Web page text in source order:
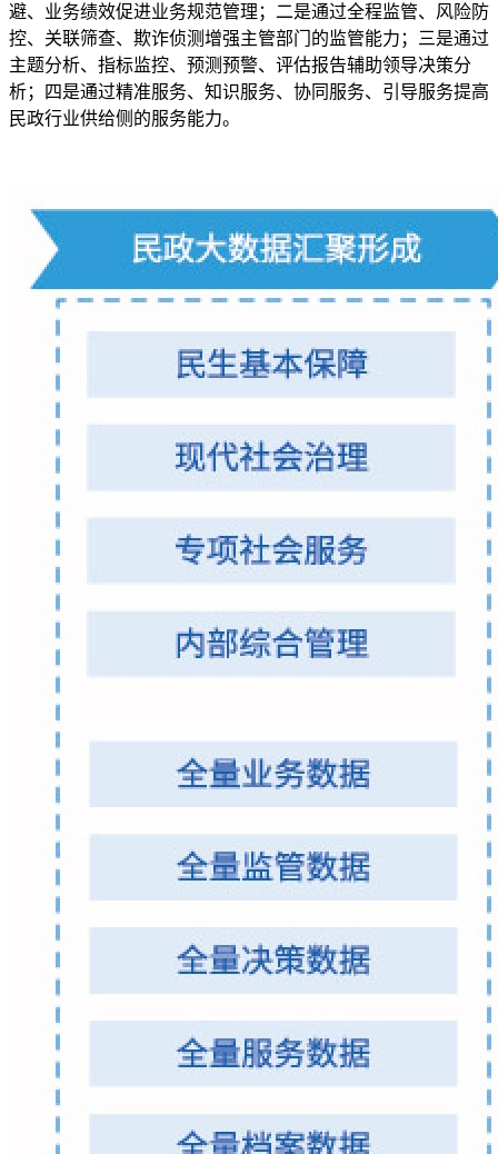
避、业务绩效促进业务规范管理；二是通过全程监管、风险防
控、关联筛查、欺诈侦测增强主管部门的监管能力；三是通过
主题分析、指标监控、预测预警、评估报告辅助领导决策分
析；四是通过精准服务、知识服务、协同服务、引导服务提高
民政行业供给侧的服务能力。